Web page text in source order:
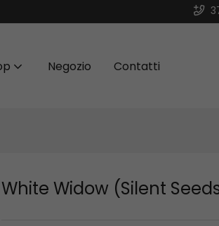
Negozio Contatti
White Widow (Silent